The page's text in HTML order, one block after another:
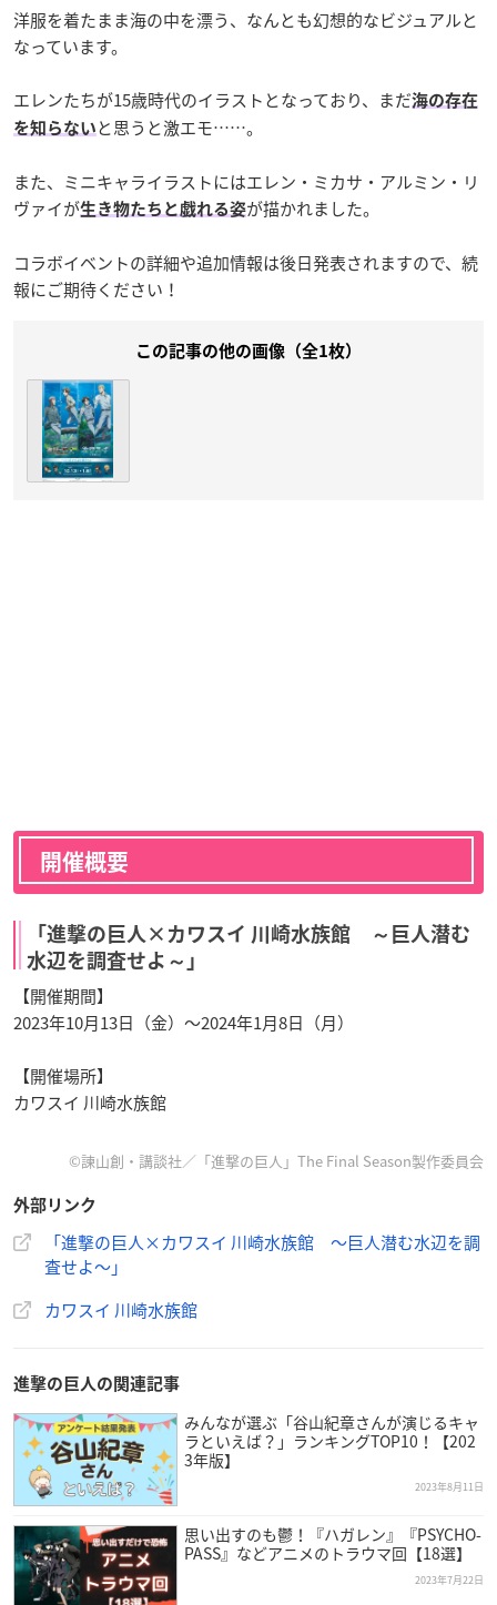
洋服を着たまま海の中を漂う、なんとも幻想的なビジュアルと
なっています。
エレンたちが15歳時代のイラストとなっており、まだ海の存在
を知らない と思うと激エモ……。
また、ミニキャライラストにはエレン・ミカサ・アルミン・リ
ヴァイが生き物たちと戯れる姿が描かれました。
コラボイベントの詳細や追加情報は後日発表されますので、続
報にご期待ください！
この記事の他の画像（全1枚）
開催概要
「進撃の巨人×カワスイ 川崎水族館 ～巨人潜む
水辺を調査せよ～」
【開催期間】
2023年10月13日（金）～2024年1月8日（月）
【開催場所】
カワスイ 川崎水族館
©諫山創・講談社／「進撃の巨人」The Final Season製作委員会
外部リンク
「進撃の巨人×カワスイ 川崎水族館 ～巨人潜む水辺を調
査せよ～」
カワスイ 川崎水族館
進撃の巨人の関連記事
みんなが選ぶ「谷山紀章さんが演じるキャ
ラといえば？」ランキングTOP10！【202
3年版】
2023年8月11日
思い出すのも鬱！『ハガレン』『PSYCHO-
PASS』などアニメのトラウマ回【18選】
2023年7月22日